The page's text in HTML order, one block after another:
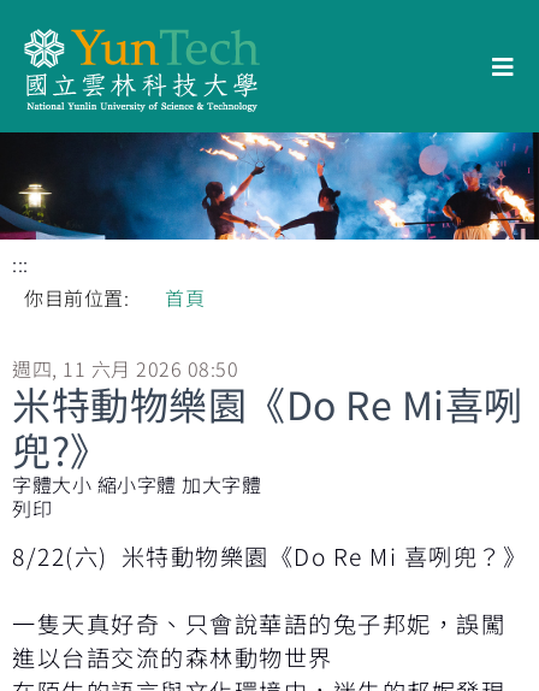
:::
你目前位置:
首頁
週四, 11 六月 2026 08:50
米特動物樂園《Do Re Mi喜咧
兜?》
字體大小 縮小字體 加大字體
列印
8/22(六) 米特動物樂園《Do Re Mi 喜咧兜？》
一隻天真好奇、只會說華語的兔子邦妮，誤闖
進以台語交流的森林動物世界